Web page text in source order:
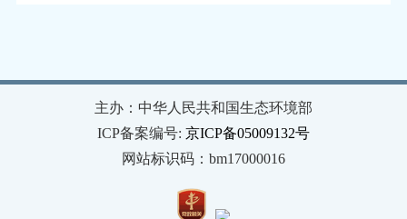
主办：中华人民共和国生态环境部
ICP备案编号: 京ICP备05009132号
网站标识码：bm17000016